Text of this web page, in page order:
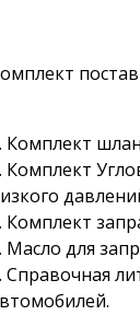
Комплект
Комплект
Комплект
Масло для
Справочная